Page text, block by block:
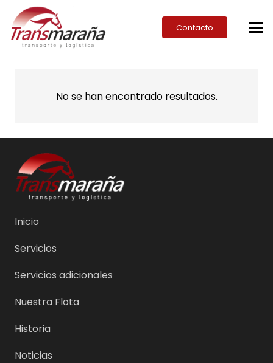
Contacto
No se han encontrado resultados.
Inicio
Servicios
Servicios adicionales
Nuestra Flota
Historia
Noticias